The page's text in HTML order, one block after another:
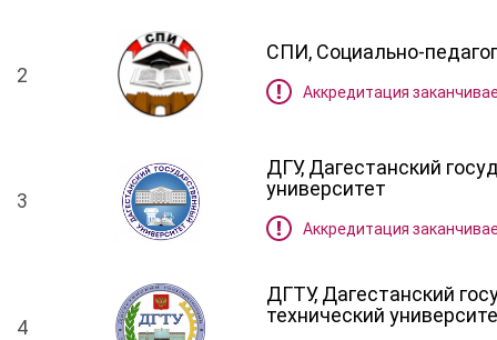
2
СПИ, Социально-
Аккредитация
3
ДГУ, Дагестанский
университет
Аккредитация
4
ДГТУ, Дагестанский
технический